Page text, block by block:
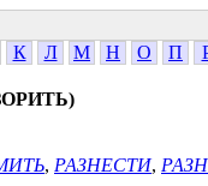
К Л М Н О П
, РАЗНЕСТИ,